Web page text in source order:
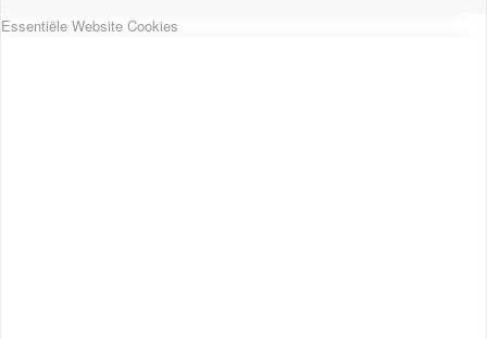
Essentiële Website Cookies